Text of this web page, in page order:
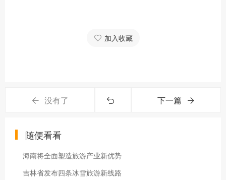
加入收藏
没有了 下一篇
随便看看
海南将全面塑造旅游产业新优势
吉林省发布四条冰雪旅游新线路